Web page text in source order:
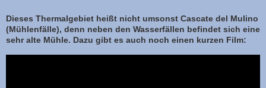
Dieses Thermalgebiet heißt nicht umsonst Cascate del Mulino
(Mühlenfälle), denn neben den Wasserfällen befindet sich eine
sehr alte Mühle. Dazu gibt es auch noch einen kurzen Film: